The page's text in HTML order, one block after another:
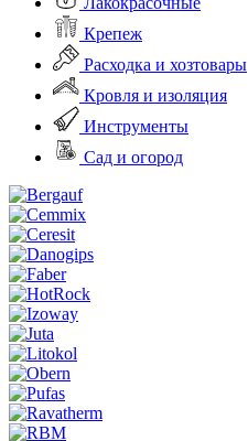
Крепеж
Расходка и хозтовары
Кровля и изоляция
Инструменты
Сад и огород